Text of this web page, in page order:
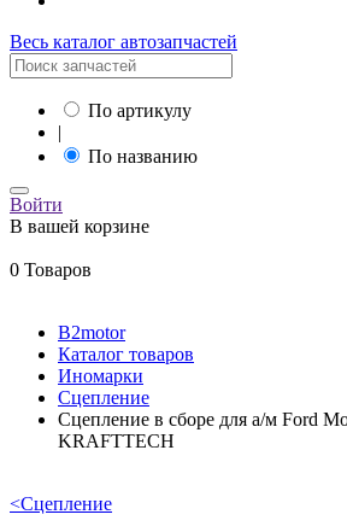
Весь каталог автозапчастей
По артикулу
|
По названию
Войти
В вашей корзине
0 Товаров
B2motor
Каталог товаров
Иномарки
Сцепление
Сцепление в сборе для а/м Ford
KRAFTTECH
<Сцепление